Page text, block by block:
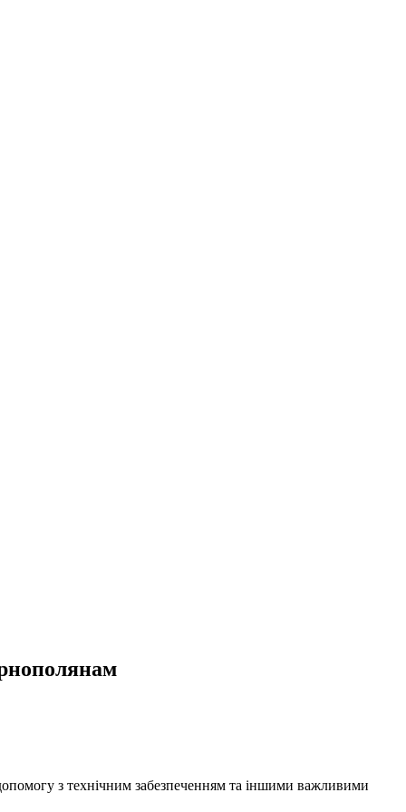
з технічним забезпеченням та іншими важливими